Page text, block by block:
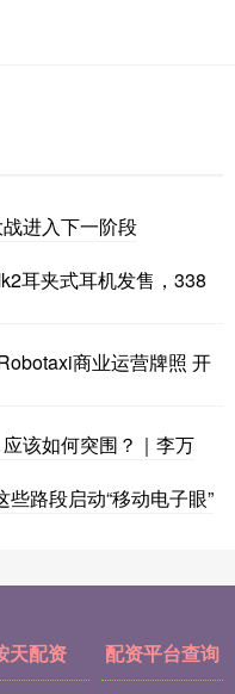
进入下一阶段
耳夹式耳机发售，338
商业运营牌照 开
该如何突围？｜李万
路段启动“移动电子眼”
天配资 配资平台查询